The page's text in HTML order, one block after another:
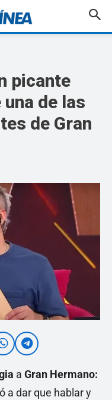
picante
de las
de Gran
a Gran Hermano:
a dar que hablar y